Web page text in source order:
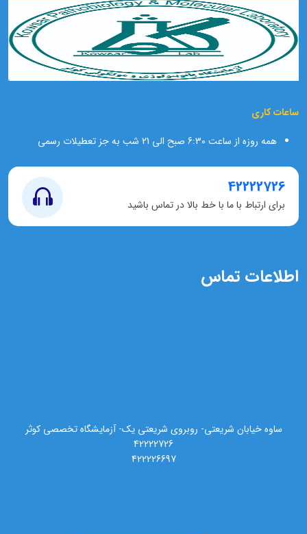
ساعات کاری
همه روزه از ساعت 6:30 صبح الی 21 شب به جز تعطیلات رسمی
42222726
برای ارتباط با ما با خط بالا در تماس باشید
اطلاعات تماس
ساوه خیابان شریعتی- روبروی شریعتی یک- آزمایشگاه تخصصی کوثر
42222726
422226697